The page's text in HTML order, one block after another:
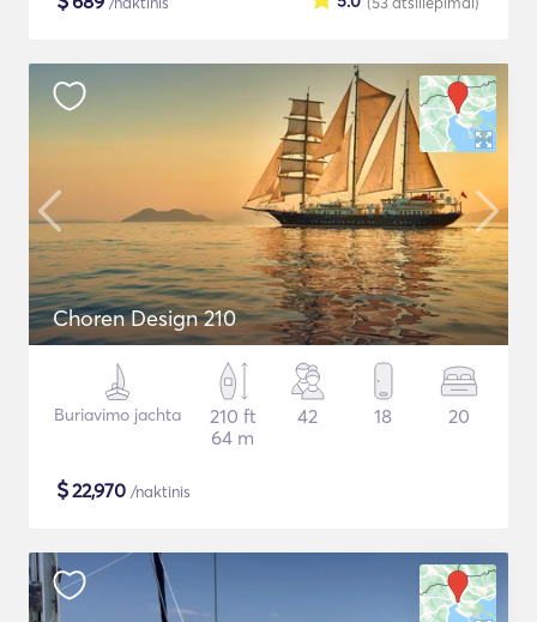
Choren Design 210
Buriavimo jachta
210 ft
64 m
42 18 20
$22,970 /naktinis